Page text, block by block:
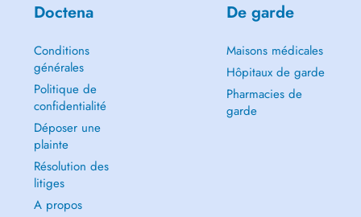
Manon consults in French and English and ensures patient-centred,
Appointments can be booked easily online.
Doctena
Conditions
générales
Politique de
confidentialité
Déposer une
plainte
Résolution des
litiges
A propos
De garde
Maisons médicales
Hôpitaux de garde
Pharmacies de
garde